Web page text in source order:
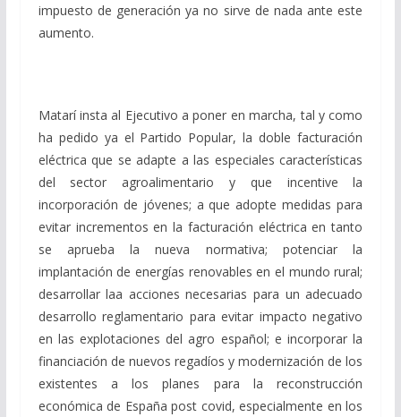
impuesto de generación ya no sirve de nada ante este
aumento.
Matarí insta al Ejecutivo a poner en marcha, tal y como
ha pedido ya el Partido Popular, la doble facturación
eléctrica que se adapte a las especiales características
del sector agroalimentario y que incentive la
incorporación de jóvenes; a que adopte medidas para
evitar incrementos en la facturación eléctrica en tanto
se aprueba la nueva normativa; potenciar la
implantación de energías renovables en el mundo rural;
desarrollar laa acciones necesarias para un adecuado
desarrollo reglamentario para evitar impacto negativo
en las explotaciones del agro español; e incorporar la
financiación de nuevos regadíos y modernización de los
existentes a los planes para la reconstrucción
económica de España post covid, especialmente en los